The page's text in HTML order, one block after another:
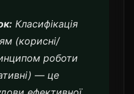
Класифікація
(корисні/
роботи
— це